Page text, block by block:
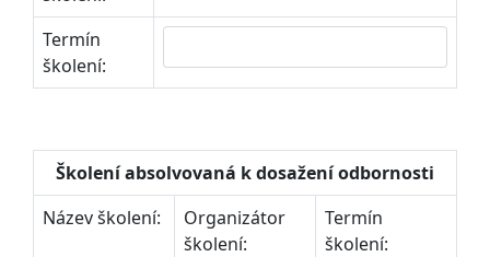
Termín
školení:
Školení absolvovaná k dosažení odbornosti
Název školení:
Organizátor
školení:
Termín
školení: